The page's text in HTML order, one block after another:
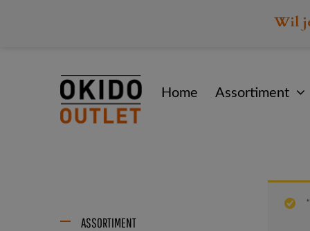
Wil
Home Assortiment
ASSORTIMENT